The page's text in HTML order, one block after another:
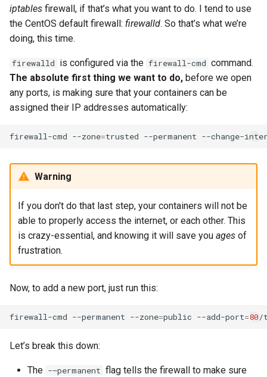
iptables firewall, if that’s what you want to do. I tend to use
the CentOS default firewall: firewalld. So that’s what we’re
doing, this time.
firewalld is configured via the firewall-cmd command.
The absolute first thing we want to do, before we open
any ports, is making sure that your containers can be
assigned their IP addresses automatically:
firewall-cmd --zone=trusted --permanent --change-
Warning
If you don't do that last step, your containers will not be
able to properly access the internet, or each other. This
is crazy-essential, and knowing it will save you agesof
frustration.
Now, to add a new port, just run this:
firewall-cmd --permanent --zone=public --add-port=80
Let’s break this down:
The -–permanent flag tells the firewall to make sure